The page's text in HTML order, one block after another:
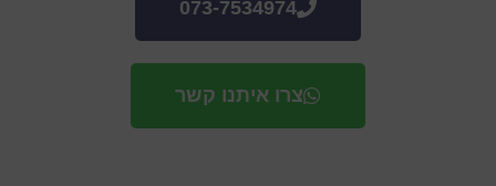
073-7534974
צרו איתנו קשר